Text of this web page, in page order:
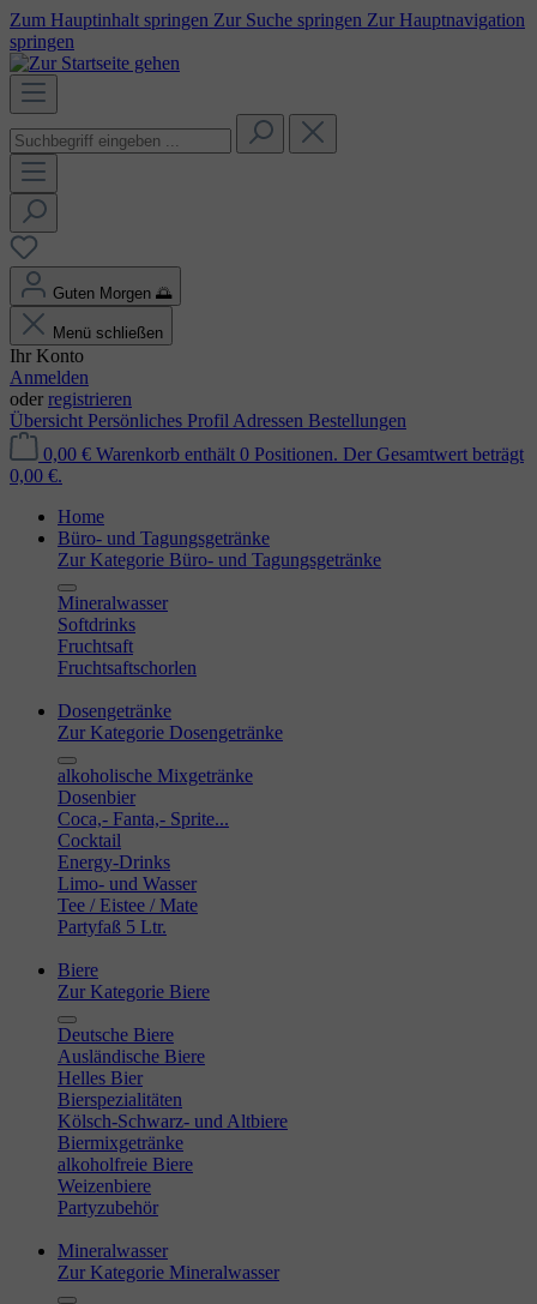
Zum Hauptinhalt springen Zur Suche springen Zur Hauptnavigation
springen
Guten Morgen 🌅
Menü schließen
Ihr Konto
Anmelden
oder registrieren
Übersicht Persönliches Profil Adressen Bestellungen
0,00 € Warenkorb enthält 0 Positionen. Der Gesamtwert beträgt
0,00 €.
Home
Büro- und Tagungsgetränke
Zur Kategorie Büro- und Tagungsgetränke
Mineralwasser
Softdrinks
Fruchtsaft
Fruchtsaftschorlen
Dosengetränke
Zur Kategorie Dosengetränke
alkoholische Mixgetränke
Dosenbier
Coca,- Fanta,- Sprite...
Cocktail
Energy-Drinks
Limo- und Wasser
Tee / Eistee / Mate
Partyfaß 5 Ltr.
Biere
Zur Kategorie Biere
Deutsche Biere
Ausländische Biere
Helles Bier
Bierspezialitäten
Kölsch-Schwarz- und Altbiere
Biermixgetränke
alkoholfreie Biere
Weizenbiere
Partyzubehör
Mineralwasser
Zur Kategorie Mineralwasser